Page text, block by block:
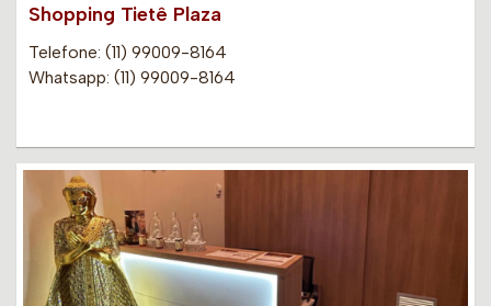
Shopping Tietê Plaza
Telefone: (11) 99009-8164
Whatsapp: (11) 99009-8164